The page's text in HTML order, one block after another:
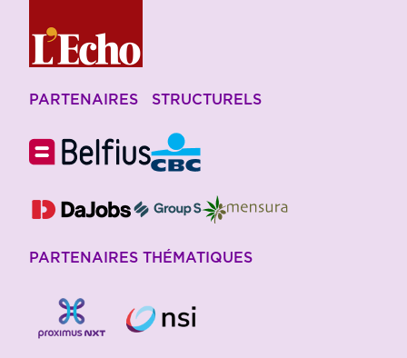
PARTENAIRES STRUCTURELS
PARTENAIRES THÉMATIQUES